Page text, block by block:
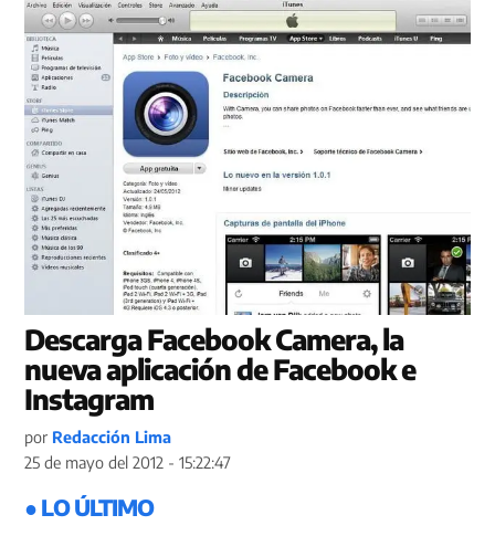
Descarga Facebook Camera, la
nueva aplicación de Facebook e
Instagram
por Redacción Lima
25 de mayo del 2012 - 15:22:47
● LO ÚLTIMO